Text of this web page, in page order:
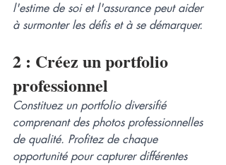
l'estime de soi et l'assurance peut aider
à surmonter les défis et à se démarquer.
2 : Créez un portfolio
professionnel
Constituez un portfolio diversifié
comprenant des photos professionnelles
de qualité. Profitez de chaque
opportunité pour capturer différentes